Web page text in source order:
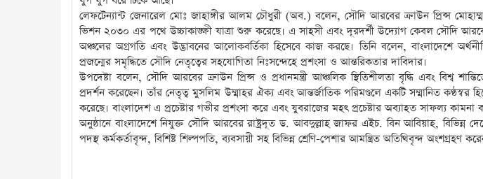
লেফটেন্যান্ট জেনারেল মোঃ জাহাঙ্গীর আলম চৌধুরী (অব.) বলেন, সৌদি আরবের ক্রাউন প্রিন্স
ভিশন ২০৩০ এর পথে উচ্চাকাঙ্ক্ষী যাত্রা শুরু করেছে। এ সাহসী এবং দূরদর্শী উদ্যোগ কেবল সৌদি
অঞ্চলের অগ্রগতি এবং উদ্ভাবনের আলোকবর্তিকা হিসেবে কাজ করছে। তিনি বলেন, বাংলাদেশে
প্রজন্মের সমৃদ্ধিতে সৌদি নেতৃত্বের সহযোগিতা নিঃসন্দেহে প্রশংসা ও আন্তরিকতার দাবিদার।
উপদেষ্টা বলেন, সৌদি আরবের ক্রাউন প্রিন্স ও প্রধানমন্ত্রী আঞ্চলিক স্থিতিশীলতা বৃদ্ধি এবং বিশ্ব
প্রদর্শন করেছেন। তাঁর নেতৃত্ব মুসলিম উম্মাহর ঐক্য এবং আন্তর্জাতিক পরিমণ্ডলে একটি সম্মানিত
করেছে। বাংলাদেশ এ প্রচেষ্টার গভীর প্রশংসা করে এবং যুবরাজের মহৎ প্রচেষ্টার অব্যাহত সাফল্য কামনা
অনুষ্ঠানে বাংলাদেশে নিযুক্ত সৌদি আরবের রাষ্ট্রদূত ড. আবদুল্লাহ জাফর এইচ. বিন আবিয়াহ, বিভিন্ন
পদস্থ কর্মকর্তাবৃন্দ, বিশিষ্ট শিল্পপতি, ব্যবসায়ী সহ বিভিন্ন শ্রেণি-পেশার আমন্ত্রিত অতিথিবৃন্দ অংশগ্রহণ